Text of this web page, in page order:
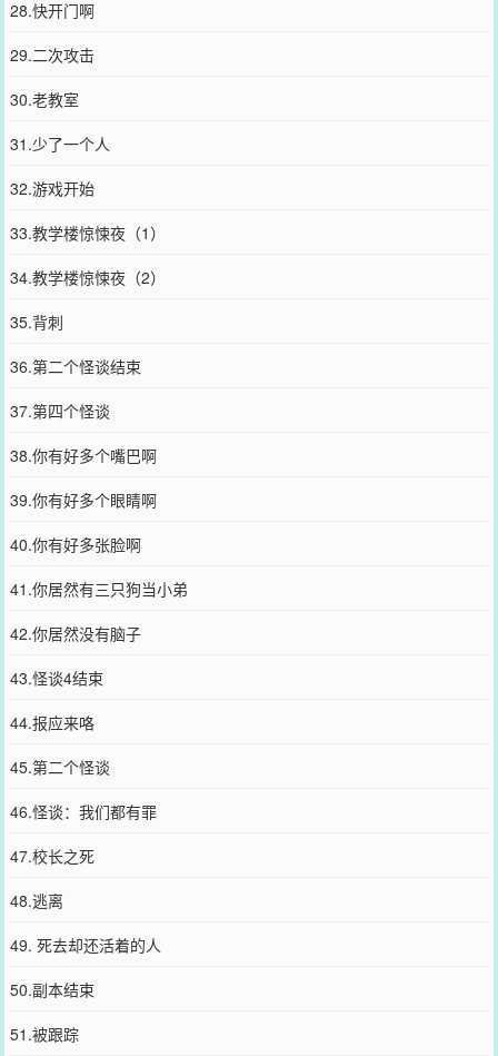
28.快开门啊
29.二次攻击
30.老教室
31.少了一个人
32.游戏开始
33.教学楼惊悚夜（1）
34.教学楼惊悚夜（2）
35.背刺
36.第二个怪谈结束
37.第四个怪谈
38.你有好多个嘴巴啊
39.你有好多个眼睛啊
40.你有好多张脸啊
41.你居然有三只狗当小弟
42.你居然没有脑子
43.怪谈4结束
44.报应来咯
45.第二个怪谈
46.怪谈：我们都有罪
47.校长之死
48.逃离
49. 死去却还活着的人
50.副本结束
51.被跟踪